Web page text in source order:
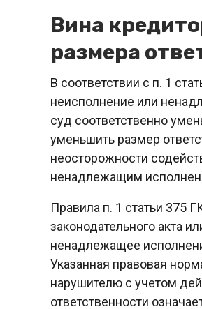
Вина
размера
В соответствии с п. 1
неисполнение или
суд соответственно
уменьшить размер
неосторожности
ненадлежащим
Правила п. 1 статьи 375
законодательного акта
ненадлежащее
Указанная правовая
нарушителю с учетом
ответственности